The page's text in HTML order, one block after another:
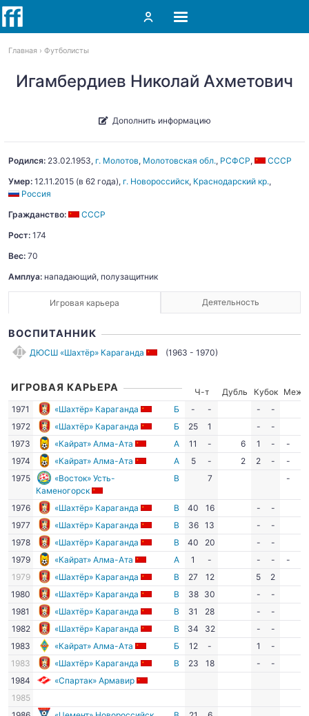
Главная Футболисты
Игамбердиев Николай Ахметович
Дополнить информацию
Родился: 23.02.1953, г. Молотов, Молотовская обл., РСФСР,
СССР
Умер: 12.11.2015 (в 62 года), г. Новороссийск, Краснодарский кр.,
Россия
Гражданство:
СССР
Рост: 174
Вес: 70
Амплуа: нападающий, полузащитник
Игровая карьера Деятельность
ВОСПИТАННИК
ДЮСШ «Шахтёр» Караганда (1963 - 1970)
ИГРОВАЯ КАРЬЕРА Ч-т Дубль Кубок
Межд.
1971
«Шахтёр» Караганда Б - - -
-
1972
«Шахтёр» Караганда Б 25 1 -
-
1973
«Кайрат» Алма-Ата А 11 - 6 1 - -
1974
«Кайрат» Алма-Ата А 5 - 2 2 - -
1975
«Восток» Усть-
Каменогорск
В 7 -
1976 «Шахтёр» Караганда В 40 16 -
-
1977
«Шахтёр» Караганда В 36 13 -
-
1978
«Шахтёр» Караганда В 40 20 -
-
1979
«Кайрат» Алма-Ата А 1 - - - -
1979
«Шахтёр» Караганда В 27 12 5
2
1980
«Шахтёр» Караганда В 38 30 -
-
1981
«Шахтёр» Караганда В 31 28 -
-
1982
«Шахтёр» Караганда В 34 32 -
-
1983
«Кайрат» Алма-Ата Б 12 - 1
-
1983
«Шахтёр» Караганда В 23 18 -
-
1984
«Спартак» Армавир
1985